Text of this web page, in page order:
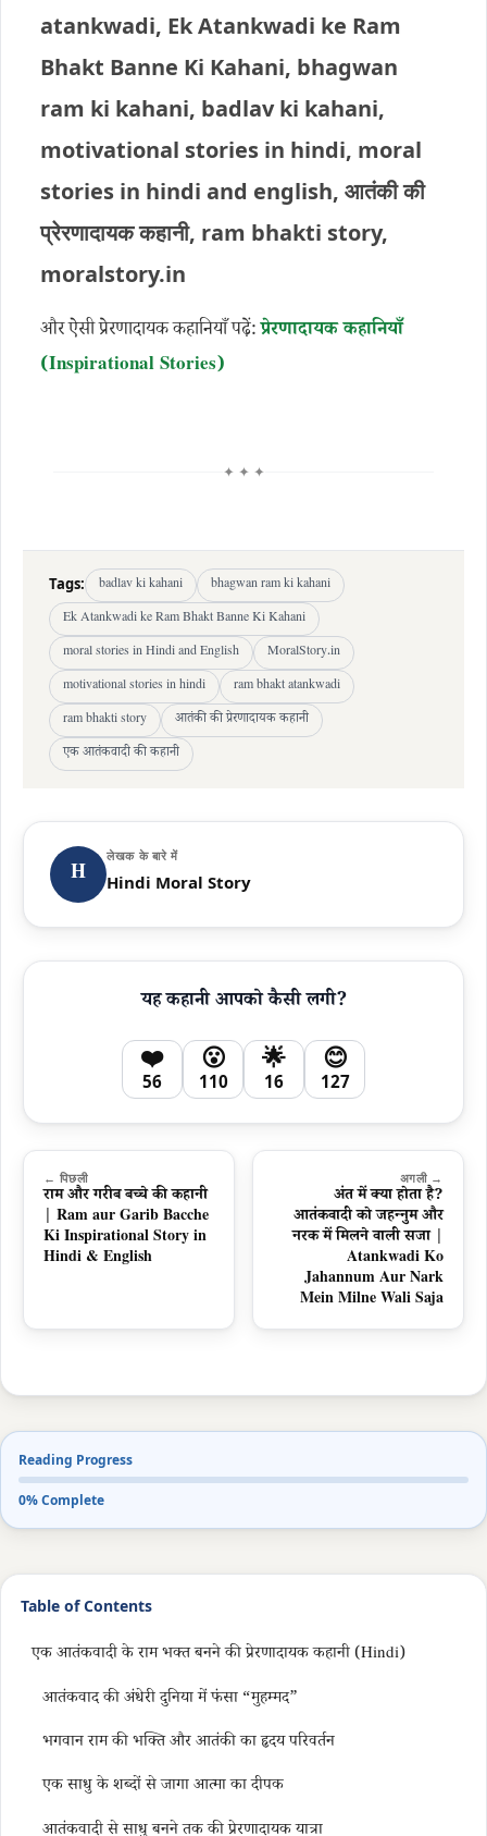
atankwadi, Ek Atankwadi ke Ram
Bhakt Banne Ki Kahani, bhagwan
ram ki kahani, badlav ki kahani,
motivational stories in hindi, moral
stories in hindi and english, आतंकी की
प्रेरणादायक कहानी, ram bhakti story,
moralstory.in
और ऐसी प्रेरणादायक कहानियाँ पढ़ें:प्रेरणादायक कहानियाँ
(Inspirational Stories)
✦ ✦ ✦
Tags: badlav ki kahani
bhagwan ram ki kahani
Ek Atankwadi ke Ram Bhakt Banne Ki Kahani
moral stories in Hindi and English
MoralStory.in
motivational stories in hindi
ram bhakt atankwadi
ram bhakti story
आतंकी की प्रेरणादायक कहानी
एक आतंकवादी की कहानी
H
लेखक के बारे में
Hindi Moral Story
यह कहानी आपको कैसी लगी?
❤️
56
😮
110
🌟
16
😊
127
← पिछली
राम और गरीब बच्चे की कहानी
| Ram aur Garib Bacche
Ki Inspirational Story in
Hindi & English
अगली →
अंत में क्या होता है?
आतंकवादी को जहन्नुम और
नरक में मिलने वाली सजा |
Atankwadi Ko
Jahannum Aur Nark
Mein Milne Wali Saja
Reading Progress
0% Complete
Table of Contents
एक आतंकवादी के राम भक्त बनने की प्रेरणादायक कहानी (Hindi)
आतंकवाद की अंधेरी दुनिया में फंसा “मुहम्मद”
भगवान राम की भक्ति और आतंकी का हृदय परिवर्तन
एक साधु के शब्दों से जागा आत्मा का दीपक
आतंकवादी से साधु बनने तक की प्रेरणादायक यात्रा